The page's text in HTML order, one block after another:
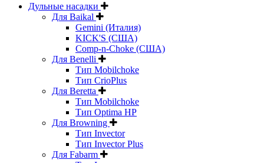
Дульные насадки
Для Baikal
Gemini (Италия)
KICK'S (США)
Comp-n-Choke (США)
Для Benelli
Тип Mobilchoke
Тип CrioPlus
Для Beretta
Тип Mobilchoke
Тип Optima HP
Для Browning
Тип Invector
Тип Invector Plus
Для Fabarm